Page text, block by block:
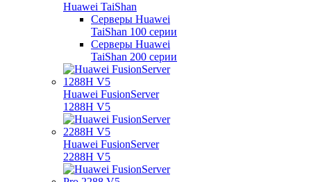
Huawei TaiShan
Серверы Huawei
TaiShan 100 серии
Серверы Huawei
TaiShan 200 серии
Huawei FusionServer
1288H V5
Huawei FusionServer
2288H V5